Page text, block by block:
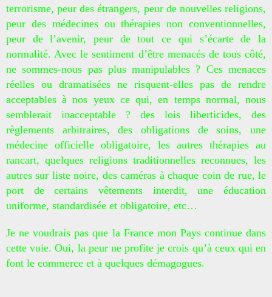
terrorisme, peur des étrangers, peur de nouvelles religions,
peur des médecines ou thérapies non conventionnelles,
peur de l’avenir, peur de tout ce qui s’écarte de la
normalité. Avec le sentiment d’être menacés de tous côté,
ne sommes-nous pas plus manipulables ? Ces menaces
réelles ou dramatisées ne risquent-elles pas de rendre
acceptables à nos yeux ce qui, en temps normal, nous
semblerait inacceptable ? des lois liberticides, des
règlements arbitraires, des obligations de soins, une
médecine officielle obligatoire, les autres thérapies au
rancart, quelques religions traditionnelles reconnues, les
autres sur liste noire, des caméras à chaque coin de rue, le
port de certains vêtements interdit, une éducation
uniforme, standardisée et obligatoire, etc…
Je ne voudrais pas que la France mon Pays continue dans
cette voie. Oui, la peur ne profite je crois qu’à ceux qui en
font le commerce et à quelques démagogues.